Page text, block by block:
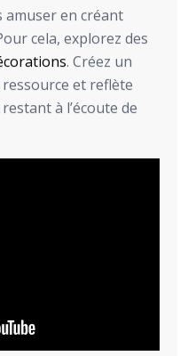
amuser en créant
cela, explorez des
. Créez un
et reflète
à l’écoute de